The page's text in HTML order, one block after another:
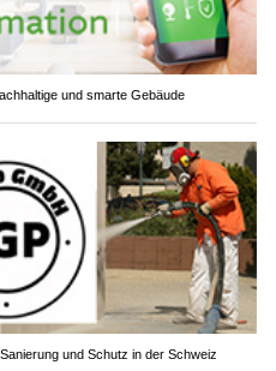
und smarte Gebäude
und Schutz in der Schweiz